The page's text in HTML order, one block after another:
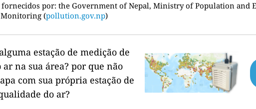
fornecidos por: the Government of Nepal, Ministry of Population and
(pollution.gov.np)
estação de medição de
na sua área? por que não
com sua própria estação de
do ar?